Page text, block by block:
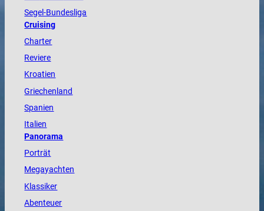
Segel-Bundesliga
Cruising
Charter
Reviere
Kroatien
Griechenland
Spanien
Italien
Panorama
Porträt
Megayachten
Klassiker
Abenteuer